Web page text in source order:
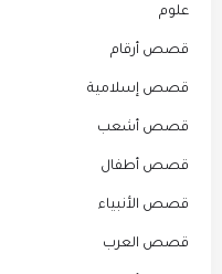
علوم
قصص أرقام
قصص إسلامية
قصص أشعب
قصص أطفال
قصص الأنبياء
قصص العرب